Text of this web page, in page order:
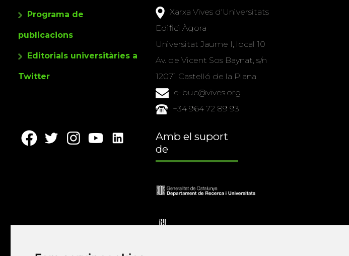
Programa de
publicacions
Editorials universitàries a
Twitter
Xarxa Vives d'Universitats
Edifici Àgora
Universitat Jaume I, local 10
Av. de Vicent Sos Baynat, s/n
12071 Castelló de la Plana
e-buc@vives.org
+34 964 72 89 93
Amb el suport
de